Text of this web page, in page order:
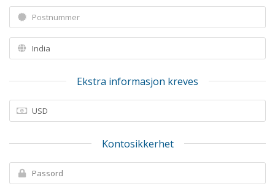
Ekstra informasjon kreves
Kontosikkerhet